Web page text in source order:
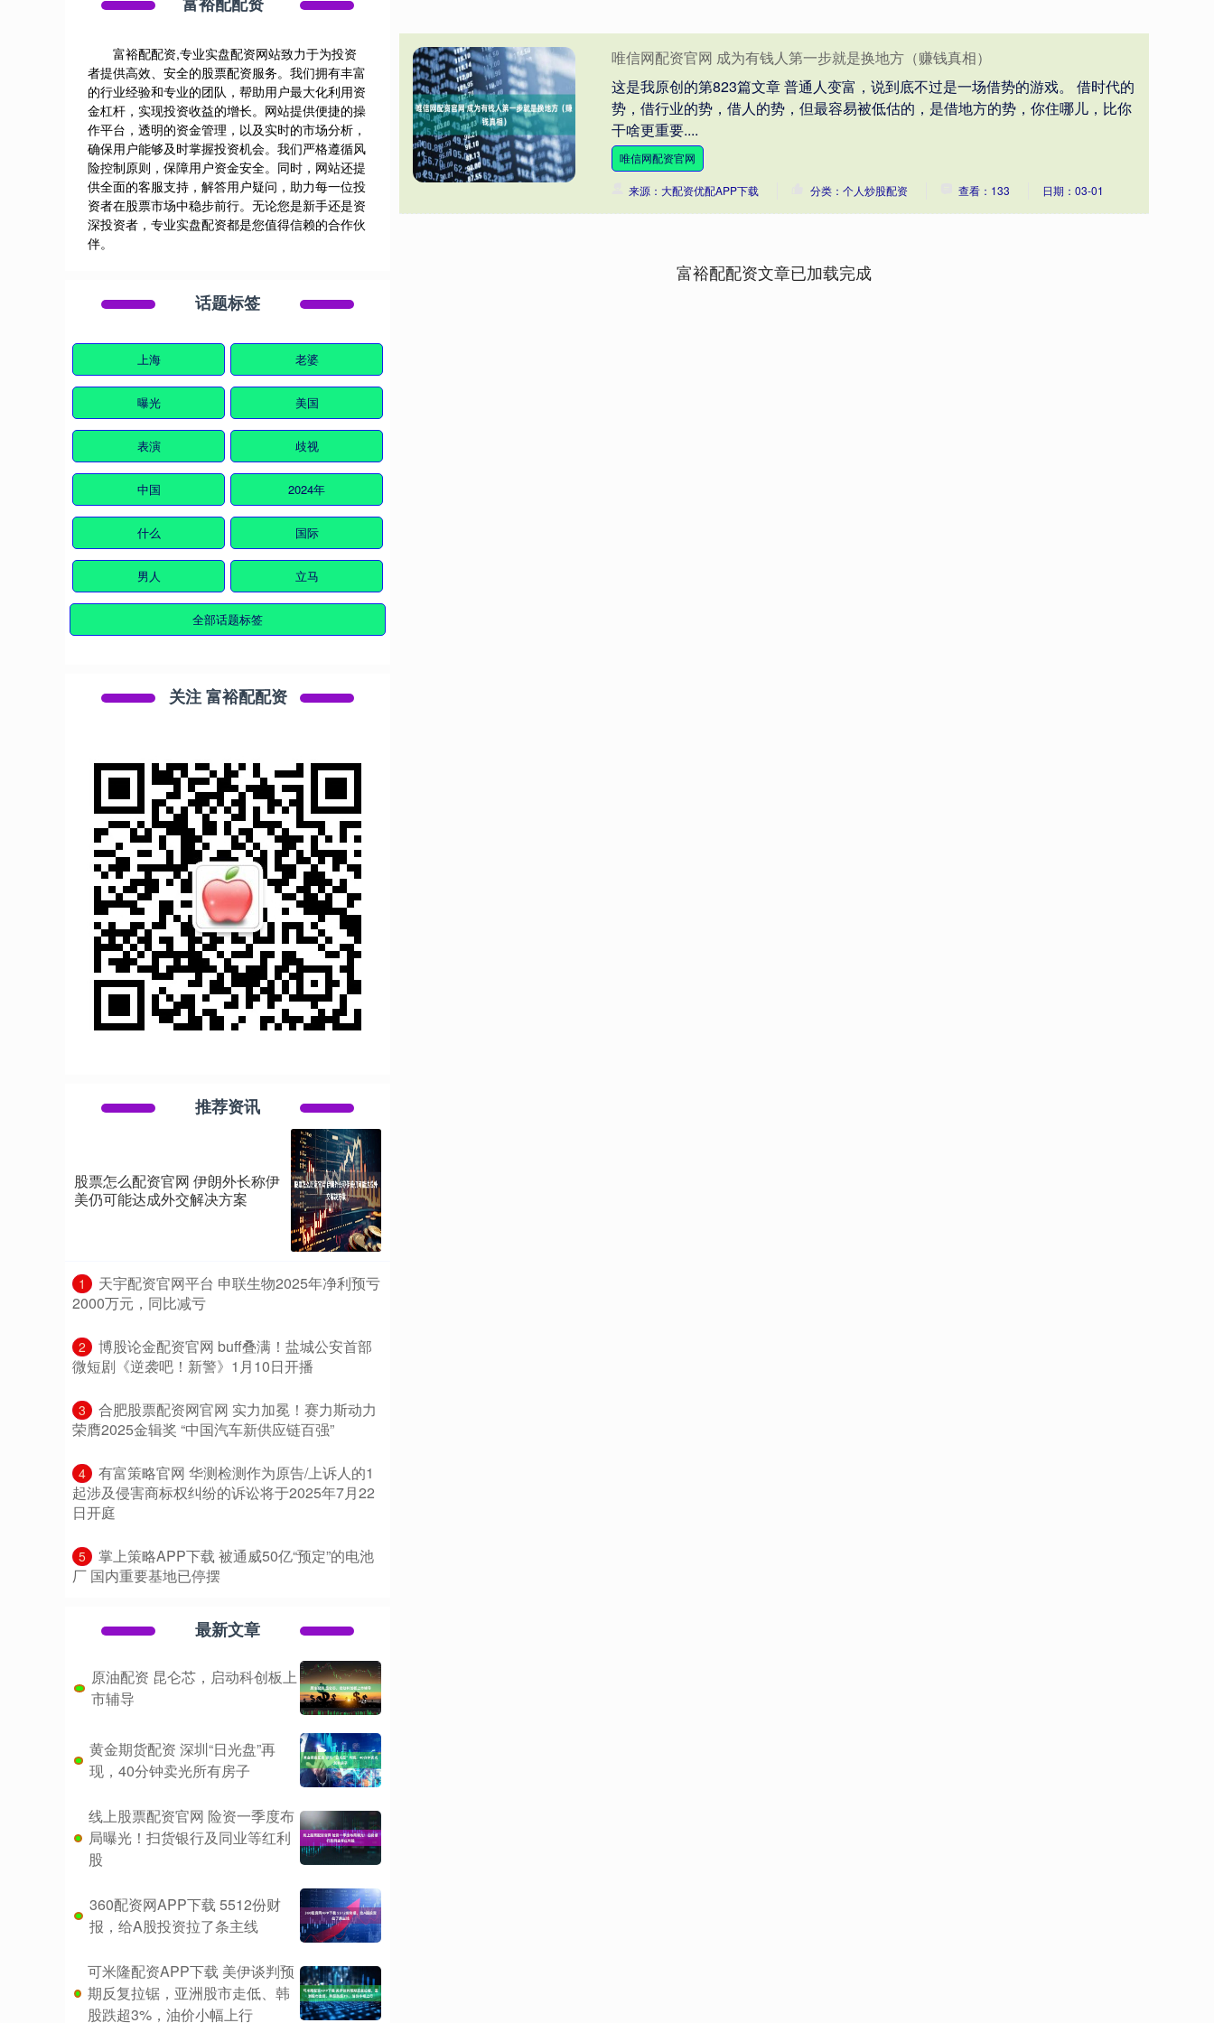
唯信网配资官网 成为有钱人第一步就是换地方（赚钱真相）
这是我原创的第823篇文章 普通人变富，说到底不过是一场借势的游戏。 借时代的
势，借行业的势，借人的势，但最容易被低估的，是借地方的势，你住哪儿，比你
干啥更重要....
唯信网配资官网
来源：大配资优配APP下载 分类：个人炒股配资 查看：133 日期：03-01
富裕配配资文章已加载完成
富裕配配资,专业实盘配资网站致力于为投资
者提供高效、安全的股票配资服务。我们拥有丰富
的行业经验和专业的团队，帮助用户最大化利用资
金杠杆，实现投资收益的增长。网站提供便捷的操
作平台，透明的资金管理，以及实时的市场分析，
确保用户能够及时掌握投资机会。我们严格遵循风
险控制原则，保障用户资金安全。同时，网站还提
供全面的客服支持，解答用户疑问，助力每一位投
资者在股票市场中稳步前行。无论您是新手还是资
深投资者，专业实盘配资都是您值得信赖的合作伙
伴。
话题标签
上海 老婆
曝光 美国
表演 歧视
中国 2024年
什么 国际
男人 立马
全部话题标签
关注 富裕配配资
推荐资讯
股票怎么配资官网 伊朗外长称伊
美仍可能达成外交解决方案
1
​天宇配资官网平台 申联生物2025年净利预亏
2000万元，同比减亏
2
​博股论金配资官网 buff叠满！盐城公安首部
微短剧《逆袭吧！新警》1月10日开播
3
​合肥股票配资网官网 实力加冕！赛力斯动力
荣膺2025金辑奖 “中国汽车新供应链百强”
4
​有富策略官网 华测检测作为原告/上诉人的1
起涉及侵害商标权纠纷的诉讼将于2025年7月22
日开庭
5
​掌上策略APP下载 被通威50亿“预定”的电池
厂 国内重要基地已停摆
最新文章
原油配资 昆仑芯，启动科创板上
市辅导
黄金期货配资 深圳“日光盘”再
现，40分钟卖光所有房子
线上股票配资官网 险资一季度布
局曝光！扫货银行及同业等红利
股
360配资网APP下载 5512份财
报，给A股投资拉了条主线
可米隆配资APP下载 美伊谈判预
期反复拉锯，亚洲股市走低、韩
股跌超3%，油价小幅上行